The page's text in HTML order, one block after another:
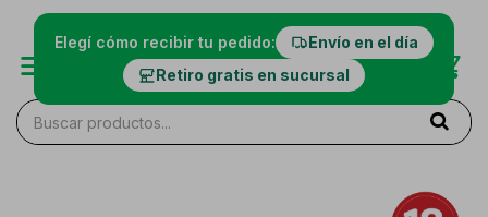
Elegí cómo recibir tu pedido:
Envío en el día
Retiro gratis en sucursal